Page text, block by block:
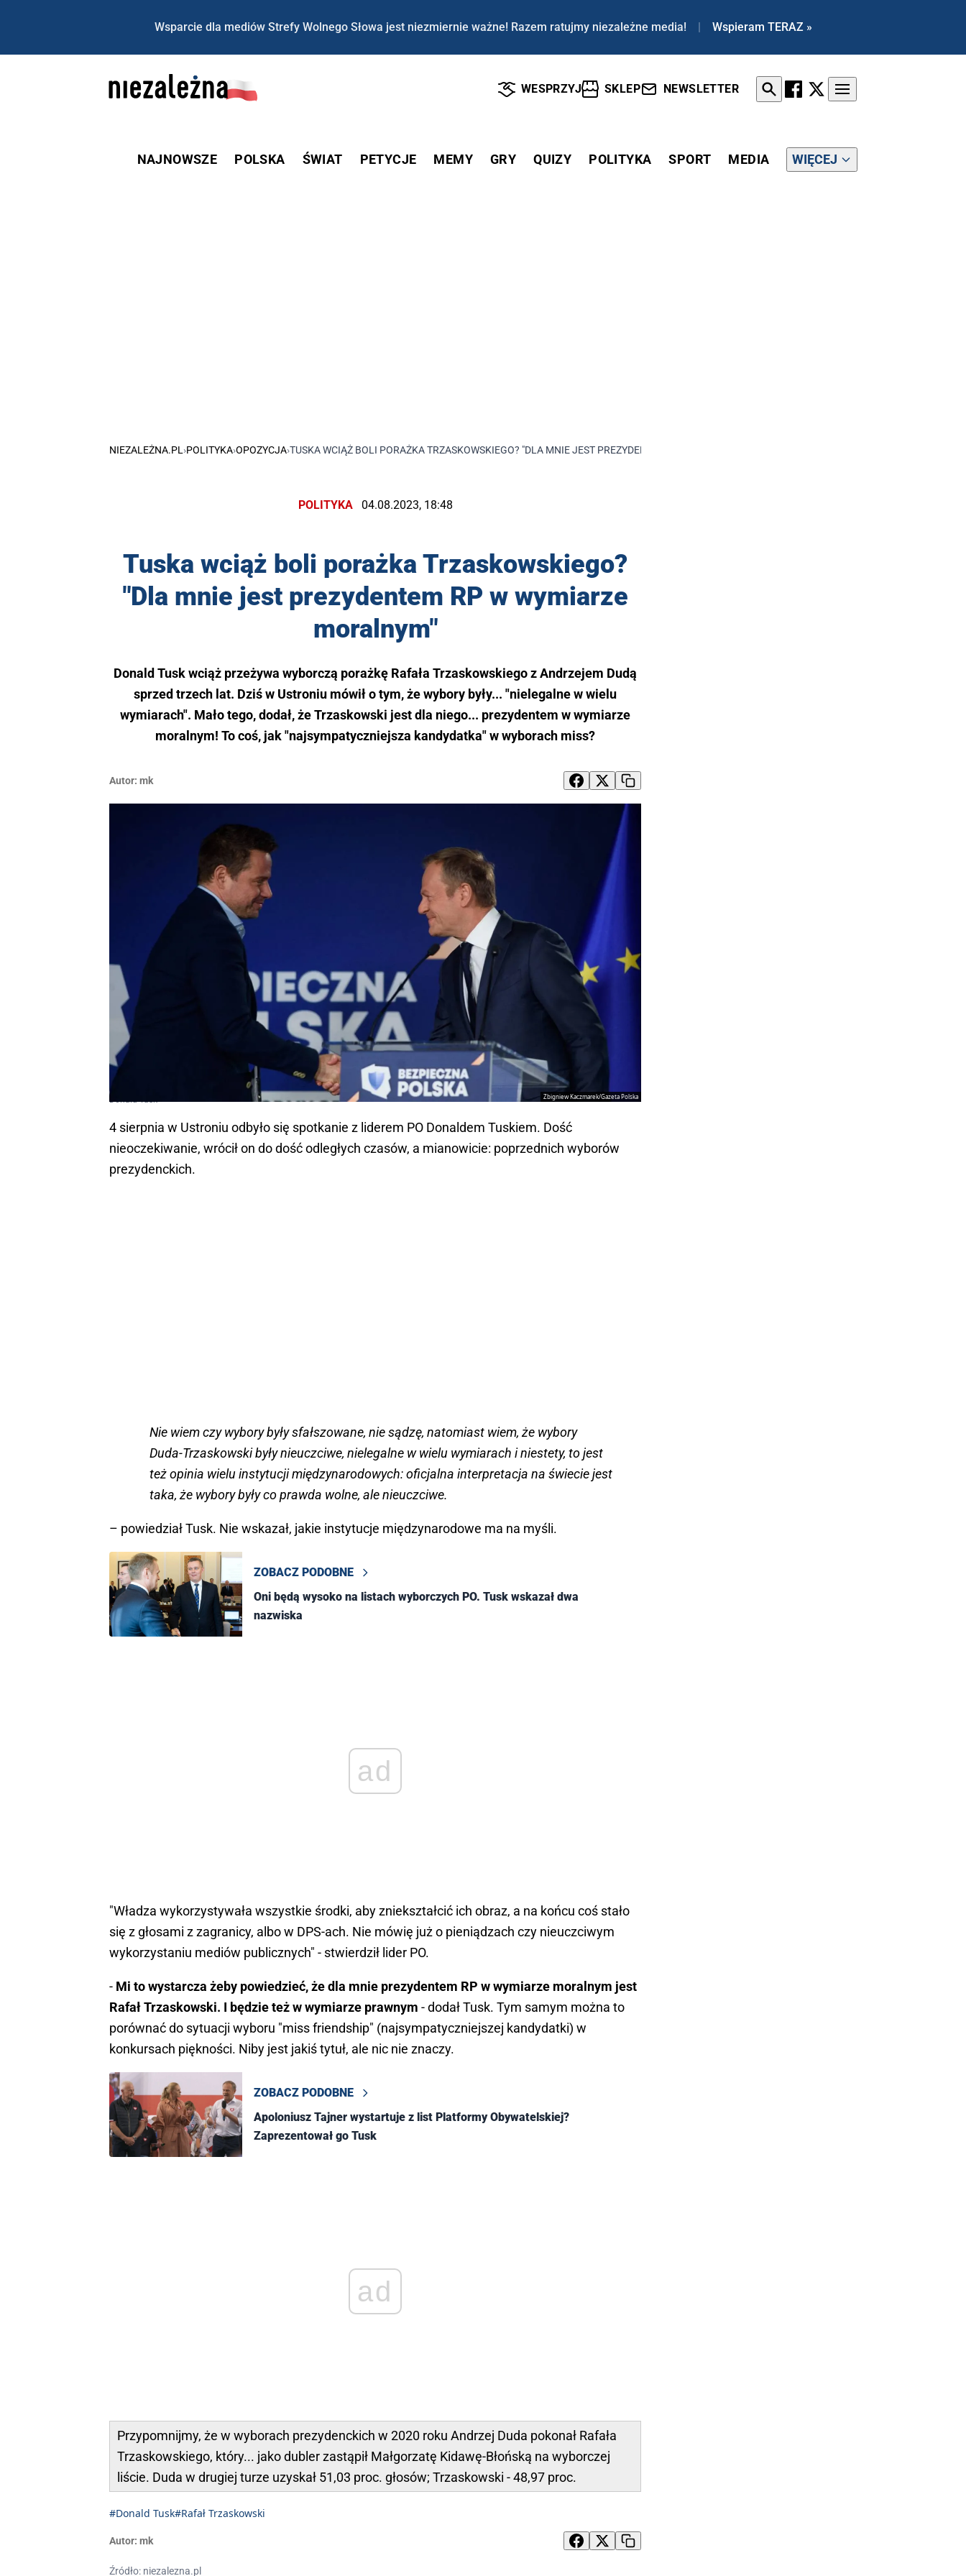
Wsparcie dla mediów Strefy Wolnego Słowa jest niezmiernie ważne! Razem ratujmy niezależne media! | Wspieram TERAZ »
WESPRZYJ SKLEP NEWSLETTER
NAJNOWSZE POLSKA ŚWIAT PETYCJE MEMY GRY QUIZY POLITYKA SPORT MEDIA WIĘCEJ
NIEZALEŻNA.PL ›POLITYKA›OPOZYCJA›TUSKA WCIĄŻ BOLI PORAŻKA TRZASKOWSKIEGO? "DLA MNIE JEST PREZYDENTEM RP W WYMIARZE MORALNYM"
POLITYKA 04.08.2023, 18:48
Tuska wciąż boli porażka Trzaskowskiego?
"Dla mnie jest prezydentem RP w wymiarze
moralnym"
Donald Tusk wciąż przeżywa wyborczą porażkę Rafała Trzaskowskiego z Andrzejem Dudą
sprzed trzech lat. Dziś w Ustroniu mówił o tym, że wybory były... "nielegalne w wielu
wymiarach". Mało tego, dodał, że Trzaskowski jest dla niego... prezydentem w wymiarze
moralnym! To coś, jak "najsympatyczniejsza kandydatka" w wyborach miss?
Autor: mk
Zbigniew Kaczmarek/Gazeta Polska
Donald Tusk
4 sierpnia w Ustroniu odbyło się spotkanie z liderem PO Donaldem Tuskiem. Dość
nieoczekiwanie, wrócił on do dość odległych czasów, a mianowicie: poprzednich wyborów
prezydenckich.
Nie wiem czy wybory były sfałszowane, nie sądzę, natomiast wiem, że wybory
Duda-Trzaskowski były nieuczciwe, nielegalne w wielu wymiarach i niestety, to jest
też opinia wielu instytucji międzynarodowych: oficjalna interpretacja na świecie jest
taka, że wybory były co prawda wolne, ale nieuczciwe.
– powiedział Tusk. Nie wskazał, jakie instytucje międzynarodowe ma na myśli.
ZOBACZ PODOBNE
Oni będą wysoko na listach wyborczych PO. Tusk wskazał dwa
nazwiska
ad
"Władza wykorzystywała wszystkie środki, aby zniekształcić ich obraz, a na końcu coś stało
się z głosami z zagranicy, albo w DPS-ach. Nie mówię już o pieniądzach czy nieuczciwym
wykorzystaniu mediów publicznych" - stwierdził lider PO.
- Mi to wystarcza żeby powiedzieć, że dla mnie prezydentem RP w wymiarze moralnym jest
Rafał Trzaskowski. I będzie też w wymiarze prawnym - dodał Tusk. Tym samym można to
porównać do sytuacji wyboru "miss friendship" (najsympatyczniejszej kandydatki) w
konkursach piękności. Niby jest jakiś tytuł, ale nic nie znaczy.
ZOBACZ PODOBNE
Apoloniusz Tajner wystartuje z list Platformy Obywatelskiej?
Zaprezentował go Tusk
ad
Przypomnijmy, że w wyborach prezydenckich w 2020 roku Andrzej Duda pokonał Rafała
Trzaskowskiego, który... jako dubler zastąpił Małgorzatę Kidawę-Błońską na wyborczej
liście. Duda w drugiej turze uzyskał 51,03 proc. głosów; Trzaskowski - 48,97 proc.
#Donald Tusk#Rafał Trzaskowski
Autor: mk
Źródło: niezalezna.pl